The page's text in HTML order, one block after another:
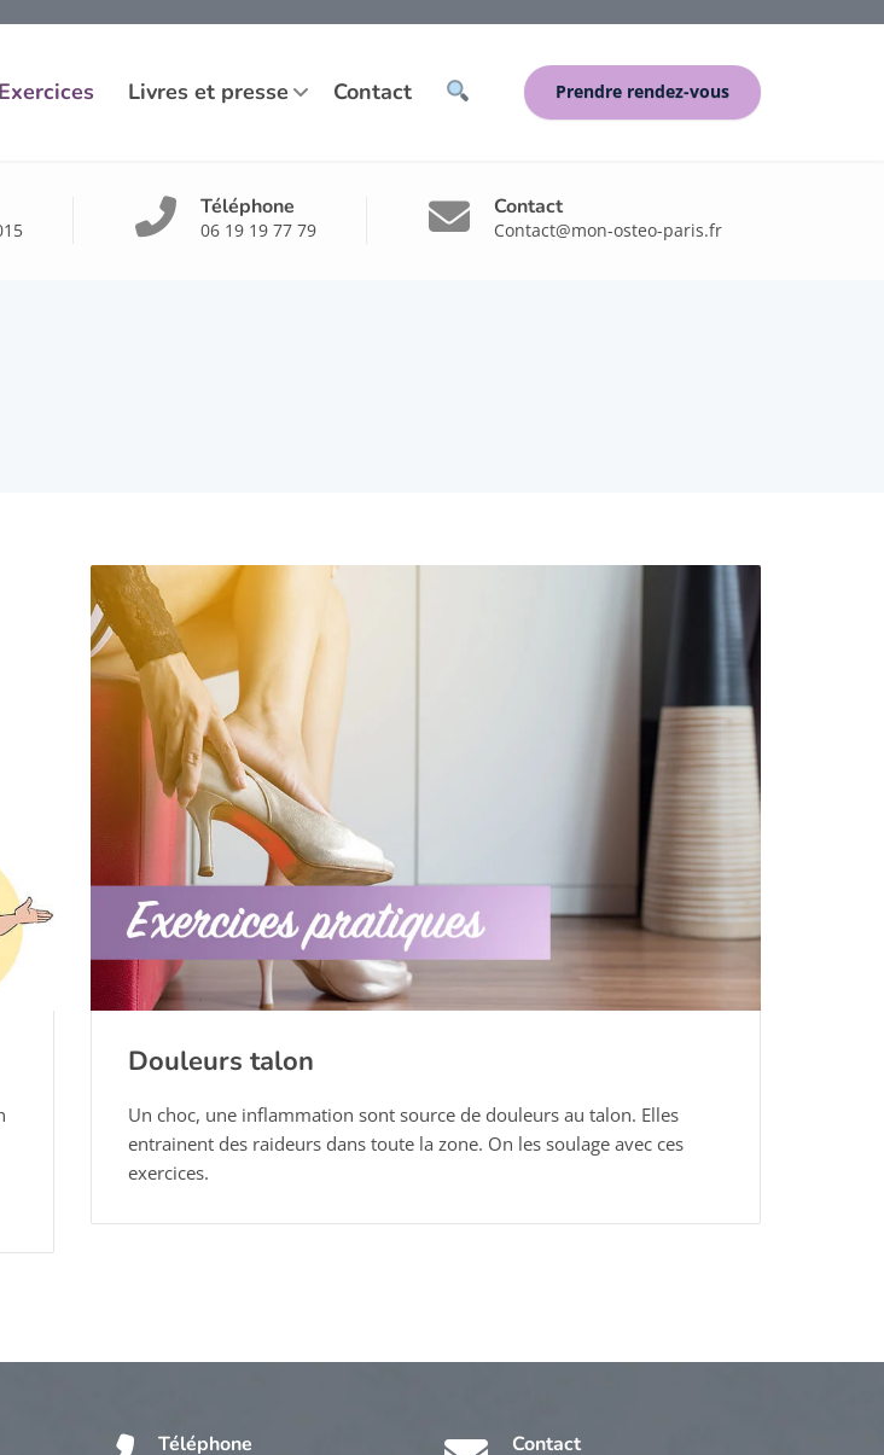
Exercices Livres et presse Contact Prendre rendez-vous
Téléphone
06 19 19 77 79
Contact
Contact@mon-osteo-paris.fr
Douleurs talon
Un choc, une inflammation sont source de douleurs au talon. Elles
entrainent des raideurs dans toute la zone. On les soulage avec ces
exercices.
Téléphone Contact